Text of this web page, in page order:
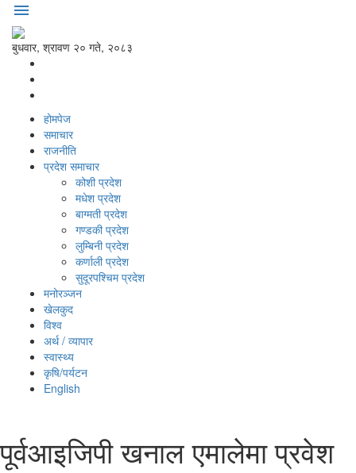
menu
बुधवार, श्रावण २० गते, २०८३
होमपेज
समाचार
राजनीति
प्रदेश समाचार
कोशी प्रदेश
मधेश प्रदेश
बाग्मती प्रदेश
गण्डकी प्रदेश
लुम्बिनी प्रदेश
कर्णाली प्रदेश
सुदूरपश्‍चिम प्रदेश
मनोरञ्‍जन
खेलकुद
विश्‍व
अर्थ / व्यापार
स्वास्थ्य
कृषि/पर्यटन
English
पूर्वआइजिपी खनाल एमालेमा प्रवेश